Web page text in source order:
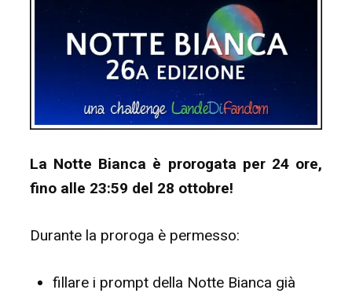
La Notte Bianca è prorogata per 24 ore,
fino alle 23:59 del 28 ottobre!
Durante la proroga è permesso:
fillare i prompt della Notte Bianca già